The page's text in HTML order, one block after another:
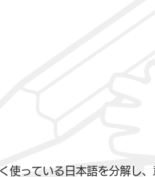
使っている日本語を分解し